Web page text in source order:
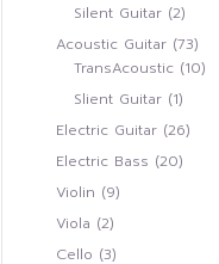
Silent Guitar 22
สินค้า
Acoustic Guitar 7373
สินค้า
TransAcoustic 1010
Slient Guitar 11
สินค้า
Electric Guitar 2626
Electric Bass 2020
Violin 99
Viola 22
สินค้า
Cello 33